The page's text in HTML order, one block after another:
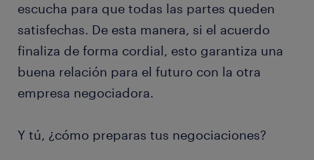
escucha para que todas las partes queden
satisfechas. De esta manera, si el acuerdo
finaliza de forma cordial, esto garantiza una
buena relación para el futuro con la otra
empresa negociadora.
Y tú, ¿cómo preparas tus negociaciones?